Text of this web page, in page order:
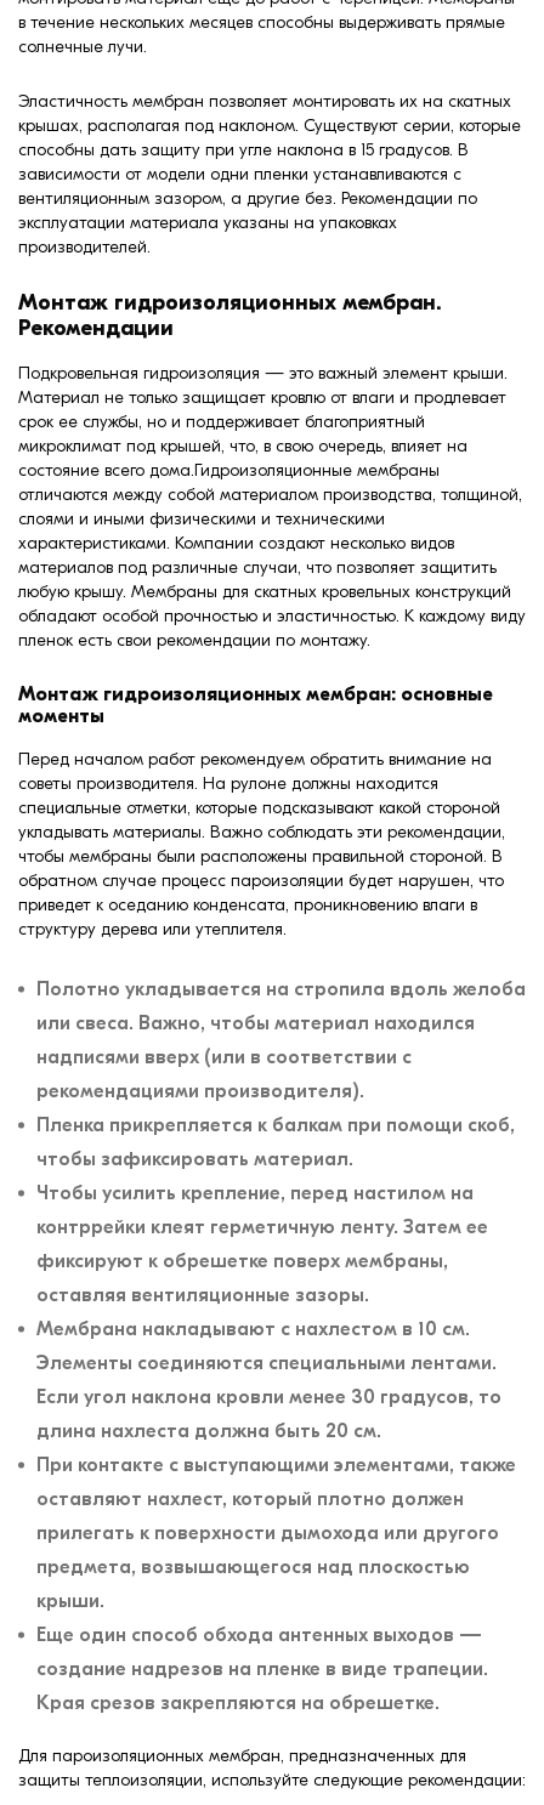
в течение нескольких месяцев способны выдерживать прямые
солнечные лучи.
Эластичность мембран позволяет монтировать их на скатных
крышах, располагая под наклоном. Существуют серии, которые
способны дать защиту при угле наклона в 15 градусов. В
зависимости от модели одни пленки устанавливаются с
вентиляционным зазором, а другие без. Рекомендации по
эксплуатации материала указаны на упаковках
производителей.
Монтаж гидроизоляционных мембран.
Рекомендации
Подкровельная гидроизоляция — это важный элемент крыши.
Материал не только защищает кровлю от влаги и продлевает
срок ее службы, но и поддерживает благоприятный
микроклимат под крышей, что, в свою очередь, влияет на
состояние всего дома.Гидроизоляционные мембраны
отличаются между собой материалом производства, толщиной,
слоями и иными физическими и техническими
характеристиками. Компании создают несколько видов
материалов под различные случаи, что позволяет защитить
любую крышу. Мембраны для скатных кровельных конструкций
обладают особой прочностью и эластичностью. К каждому виду
пленок есть свои рекомендации по монтажу.
Монтаж гидроизоляционных мембран: основные
моменты
Перед началом работ рекомендуем обратить внимание на
советы производителя. На рулоне должны находится
специальные отметки, которые подсказывают какой стороной
укладывать материалы. Важно соблюдать эти рекомендации,
чтобы мембраны были расположены правильной стороной. В
обратном случае процесс пароизоляции будет нарушен, что
приведет к оседанию конденсата, проникновению влаги в
структуру дерева или утеплителя.
Полотно укладывается на стропила вдоль желоба
или свеса. Важно, чтобы материал находился
надписями вверх (или в соответствии с
рекомендациями производителя).
Пленка прикрепляется к балкам при помощи скоб,
чтобы зафиксировать материал.
Чтобы усилить крепление, перед настилом на
контррейки клеят герметичную ленту. Затем ее
фиксируют к обрешетке поверх мембраны,
оставляя вентиляционные зазоры.
Мембрана накладывают с нахлестом в 10 см.
Элементы соединяются специальными лентами.
Если угол наклона кровли менее 30 градусов, то
длина нахлеста должна быть 20 см.
При контакте с выступающими элементами, также
оставляют нахлест, который плотно должен
прилегать к поверхности дымохода или другого
предмета, возвышающегося над плоскостью
крыши.
Еще один способ обхода антенных выходов —
создание надрезов на пленке в виде трапеции.
Края срезов закрепляются на обрешетке.
Для пароизоляционных мембран, предназначенных для
защиты теплоизоляции, используйте следующие рекомендации: